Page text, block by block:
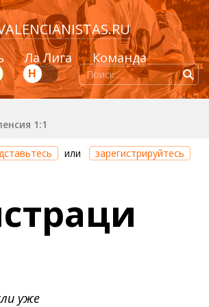
Ла Лига Команда
Н
1:1
минут
(исп)
(исп)
или зарегистрируйтесь
уже